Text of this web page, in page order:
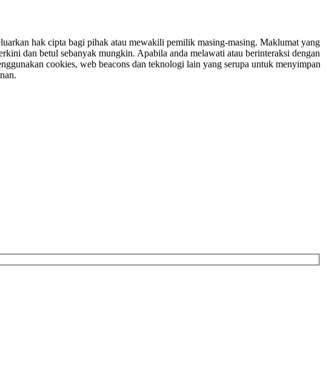
hak cipta bagi pihak atau mewakili pemilik masing-masing. Maklumat yang
dan betul sebanyak mungkin. Apabila anda melawati atau berinteraksi dengan
cookies, web beacons dan teknologi lain yang serupa untuk menyimpan